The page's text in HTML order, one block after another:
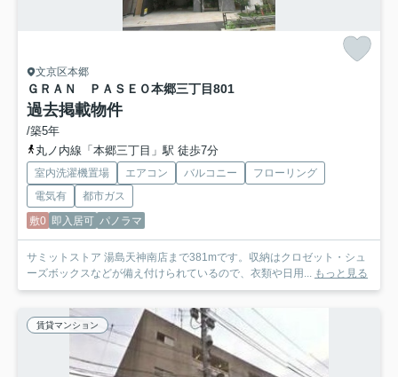
文京区本郷
ＧＲＡＮ ＰＡＳＥＯ本郷三丁目801
過去掲載物件
/築5年
丸ノ内線「本郷三丁目」駅 徒歩7分
室内洗濯機置場 エアコン バルコニー
フローリング
電気有
都市ガス
敷0 即入居可 パノラマ
サミットストア 湯島天神南店まで381mです。収納はクロゼット・シュ
ーズボックスなどが備え付けられているので、衣類や日用... もっと見る
賃貸マンション